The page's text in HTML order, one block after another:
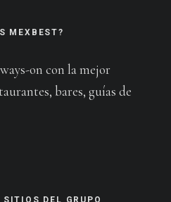
MEXBEST?
on con la mejor
bares, guías de
DEL GRUPO